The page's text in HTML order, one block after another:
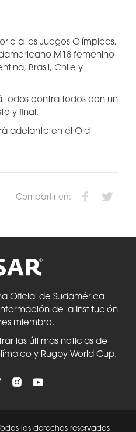
a los Juegos Olímpicos,
M18 femenino
Brasil, Chile y
todos contra todos con un
y final.
adelante en el Old
Compartir en:
Oficial de Sudamérica
de la Institución
miembro.
las últimas noticias de
y Rugby World Cup.
los derechos reservados